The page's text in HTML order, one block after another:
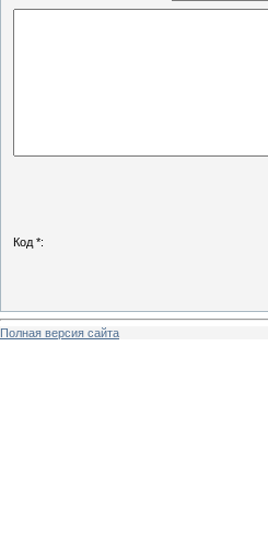
Код *:
Полная версия сайта